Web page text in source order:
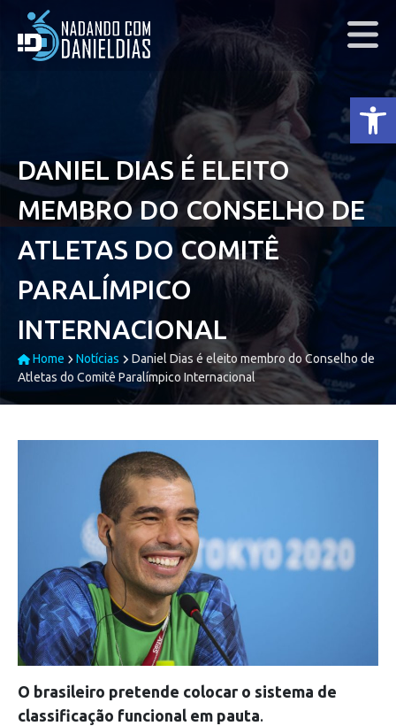
DANIEL DIAS É ELEITO
MEMBRO DO CONSELHO DE
ATLETAS DO COMITÊ
PARALÍMPICO
INTERNACIONAL
Home Notícias
Daniel Dias é eleito membro do Conselho de
Atletas do Comitê Paralímpico Internacional
O brasileiro pretende colocar o sistema de
classificação funcional em pauta.